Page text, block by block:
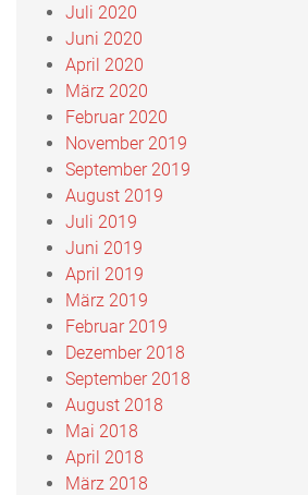
Juli 2020
Juni 2020
April 2020
März 2020
Februar 2020
November 2019
September 2019
August 2019
Juli 2019
Juni 2019
April 2019
März 2019
Februar 2019
Dezember 2018
September 2018
August 2018
Mai 2018
April 2018
März 2018